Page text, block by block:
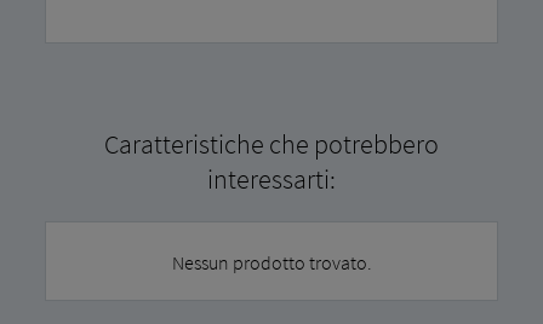
Caratteristiche che potrebbero
interessarti:
Nessun prodotto trovato.